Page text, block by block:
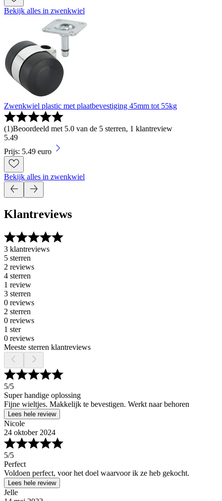
Bekijk alles in zwenkwiel
Zwenkwiel plastic met plaatbevestiging 45mm tot 55kg
(1)Beoordeeld met 5.0 van de 5 sterren, 1 klantreview
5.49
Prijs: 5.49 euro
Bekijk alles in zwenkwiel
Klantreviews
3 klantreviews
5 sterren
2 reviews
4 sterren
1 review
3 sterren
0 reviews
2 sterren
0 reviews
1 ster
0 reviews
Meeste sterren klantreviews
5/5
Super handige oplossing
Fijne wieltjes. Makkelijk te bevestigen. Werkt naar behoren
Lees hele review
Nicole
24 oktober 2024
5/5
Perfect
Voldoen perfect, voor het doel waarvoor ik ze heb gekocht.
Lees hele review
Jelle